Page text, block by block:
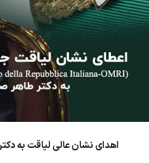
اهدای نشان عالی لیاقت به